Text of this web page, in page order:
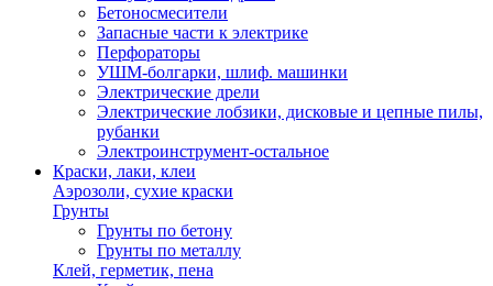
Бетоносмесители
Запасные части к электрике
Перфораторы
УШМ-болгарки, шлиф. машинки
Электрические дрели
Электрические лобзики, дисковые и цепные пилы,
рубанки
Электроинструмент-остальное
Краски, лаки, клеи
Аэрозоли, сухие краски
Грунты
Грунты по бетону
Грунты по металлу
Клей, герметик, пена